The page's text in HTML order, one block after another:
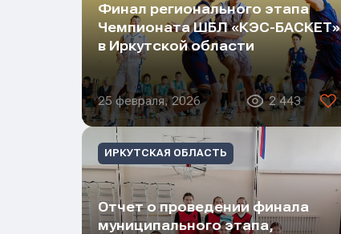
Финал регионального этапа
Чемпионата ШБЛ «КЭС-БАСКЕТ»
в Иркутской области
25 февраля, 2026 2 443
ИРКУТСКАЯ ОБЛАСТЬ
Отчет о проведении финала
муниципального этапа,